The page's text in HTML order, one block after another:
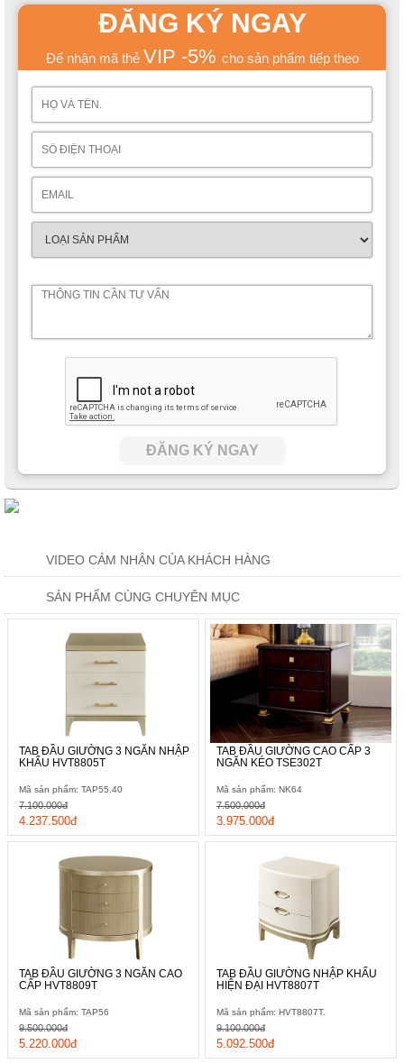
ĐĂNG KÝ NGAY
Để nhận mã thẻ VIP -5% cho sản phẩm tiếp theo
ĐĂNG KÝ NGAY
VIDEO CẢM NHẬN CỦA KHÁCH HÀNG
SẢN PHẨM CÙNG CHUYÊN MỤC
TAB ĐẦU GIƯỜNG 3 NGĂN NHẬP
KHẨU HVT8805T
Mã sản phẩm: TAP55.40
4.237.500đ
7.100.000đ
TAB ĐẦU GIƯỜNG CAO CẤP 3
NGĂN KÉO TSE302T
Mã sản phẩm: NK64
3.975.000đ
7.500.000đ
TAB ĐẦU GIƯỜNG 3 NGĂN CAO
CẤP HVT8809T
Mã sản phẩm: TAP56
5.220.000đ
9.500.000đ
TAB ĐẦU GIƯỜNG NHẬP KHẨU
HIỆN ĐẠI HVT8807T
Mã sản phẩm: HVT8807T.
5.092.500đ
9.100.000đ